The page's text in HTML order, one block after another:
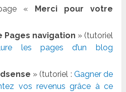
«
Merci pour votre
Pages navigation » (tutoriel
les pages d’un blog
» (tutoriel : Gagner de
vos revenus grâce à ce